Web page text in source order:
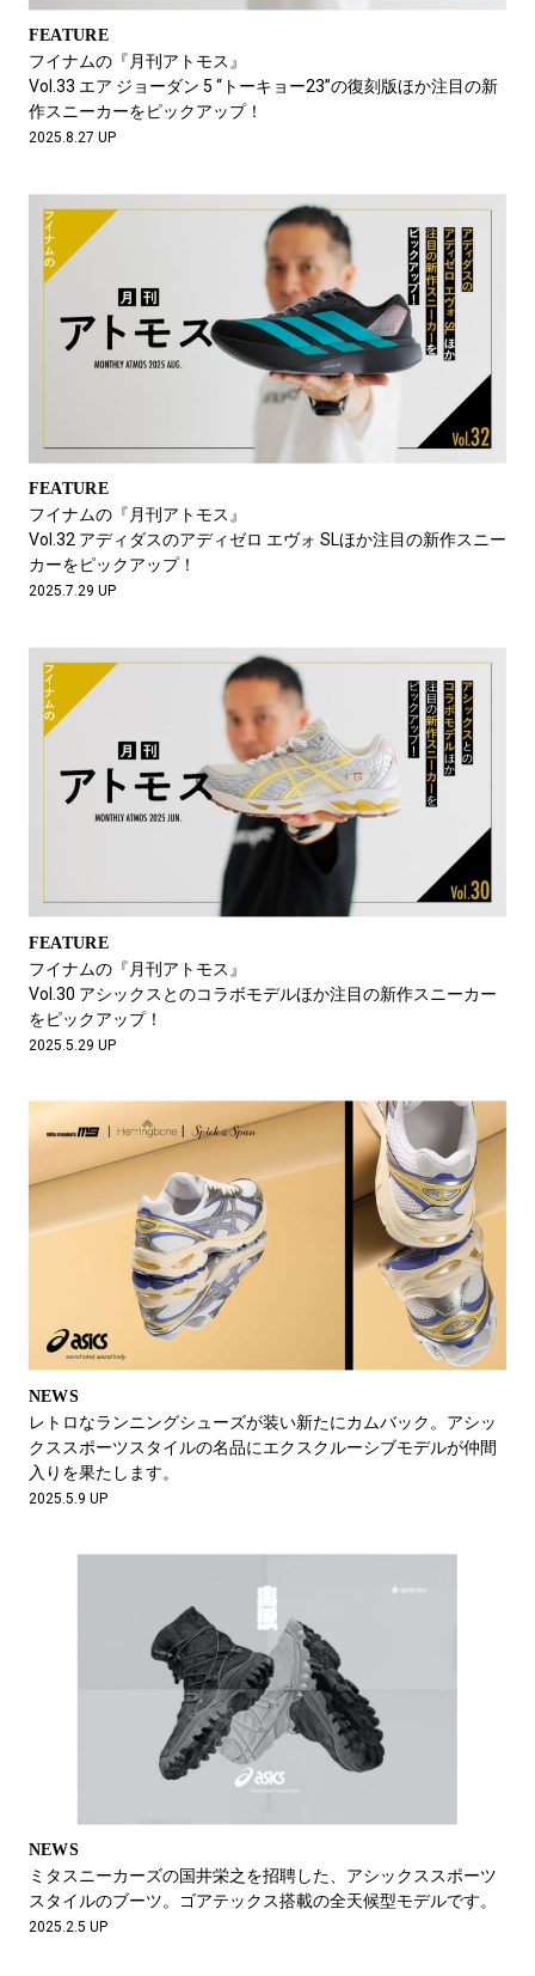
FEATURE
フイナムの『月刊アトモス』
Vol.33 エア ジョーダン 5 “トーキョー23”の復刻版ほか注目の新
作スニーカーをピックアップ！
2025.8.27 UP
FEATURE
フイナムの『月刊アトモス』
Vol.32 アディダスのアディゼロ エヴォ SLほか注目の新作スニー
カーをピックアップ！
2025.7.29 UP
FEATURE
フイナムの『月刊アトモス』
Vol.30 アシックスとのコラボモデルほか注目の新作スニーカー
をピックアップ！
2025.5.29 UP
NEWS
レトロなランニングシューズが装い新たにカムバック。アシッ
クススポーツスタイルの名品にエクスクルーシブモデルが仲間
入りを果たします。
2025.5.9 UP
NEWS
ミタスニーカーズの国井栄之を招聘した、アシックススポーツ
スタイルのブーツ。ゴアテックス搭載の全天候型モデルです。
2025.2.5 UP